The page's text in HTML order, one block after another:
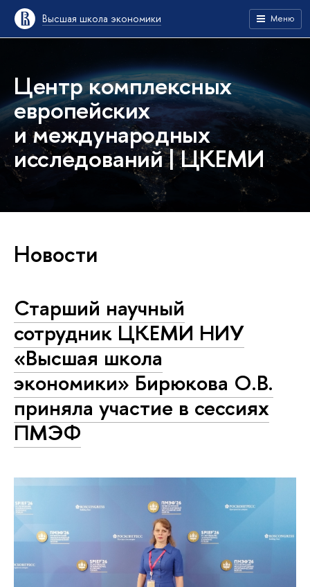
Высшая школа экономики Меню
Центр комплексных
европейских
и международных
исследований | ЦКЕМИ
Новости
Старший научный
сотрудник ЦКЕМИ НИУ
«Высшая школа
экономики» Бирюкова О.В.
приняла участие в сессиях
ПМЭФ